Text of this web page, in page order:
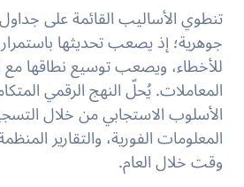
تنطوي الأساليب القائمة على
جوهرية؛ إذ يصعب تحديثها
للأخطاء، ويصعب توسيع نطاقها مع
المعاملات. يُحلّ النهج الرقمي
الأسلوب الاستجابي من خلال
المعلومات الفورية، والتقارير
وقت خلال العام.